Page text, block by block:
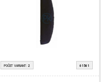
POČET VARIANT: 2 61561